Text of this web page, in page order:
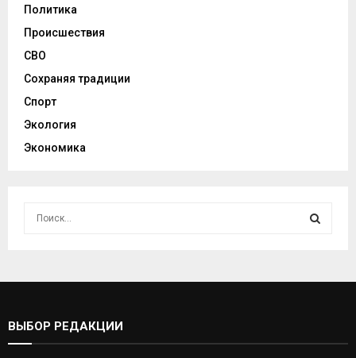
Политика
Происшествия
СВО
Сохраняя традиции
Спорт
Экология
Экономика
С
А
ВЫБОР РЕДАКЦИИ